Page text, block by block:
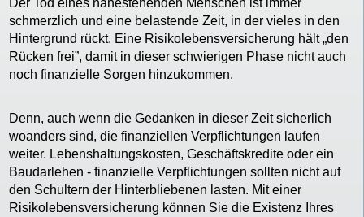
schmerzlich und eine belastende Zeit, in der vieles in den
Hintergrund rückt. Eine Risikolebensversicherung hält „den
Rücken frei”, damit in dieser schwierigen Phase nicht auch
noch finanzielle Sorgen hinzukommen.
Denn, auch wenn die Gedanken in dieser Zeit sicherlich
woanders sind, die finanziellen Verpflichtungen laufen
weiter. Lebenshaltungskosten, Geschäftskredite oder ein
Baudarlehen - finanzielle Verpflichtungen sollten nicht auf
den Schultern der Hinterbliebenen lasten. Mit einer
Risikolebensversicherung können Sie die Existenz Ihres